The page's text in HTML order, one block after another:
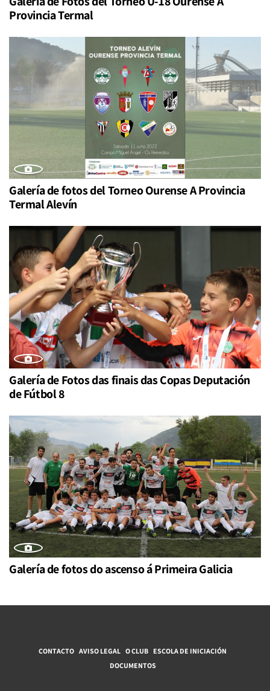
Provincia Termal
Galería de fotos del Torneo Ourense A Provincia
Termal Alevín
Galería de Fotos das finais das Copas Deputación
de Fútbol 8
Galería de fotos do ascenso á Primeira Galicia
CONTACTO AVISO LEGAL O CLUB ESCOLA DE INICIACIÓN
DOCUMENTOS